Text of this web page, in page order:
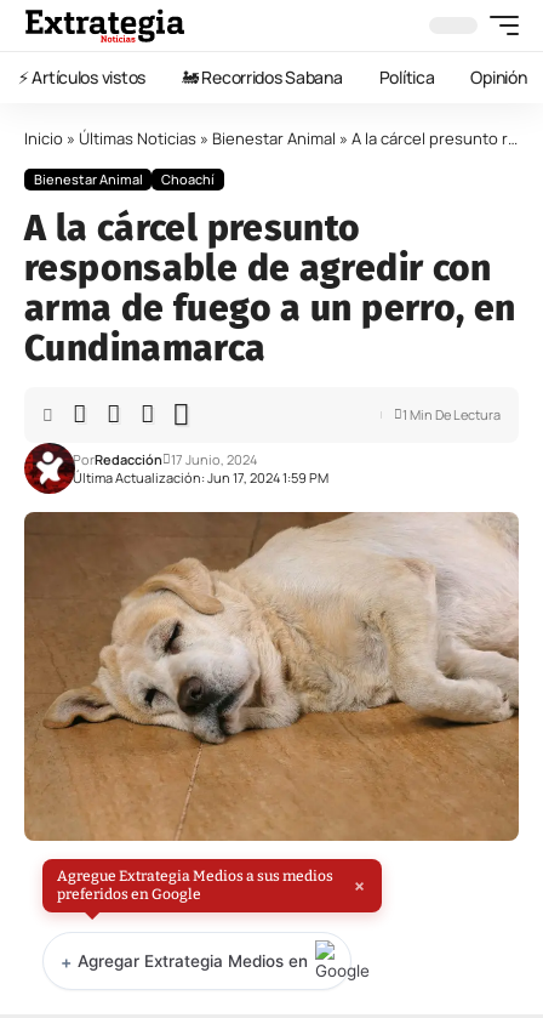
⚡️ Artículos vistos 🚂 Recorridos Sabana Política Opinión
Inicio » Últimas Noticias » Bienestar Animal » A la cárcel presunto responsable de agredir con arma de fuego a un perro, en Cundinamarca
Bienestar Animal Choachí
A la cárcel presunto
responsable de agredir con
arma de fuego a un perro, en
Cundinamarca
Última Actualización: Jun 17, 2024 1:59 PM
PorRedacción 17 Junio, 2024
1 Min De Lectura
Agregue Extrategia Medios a sus medios
preferidos en Google
×
+ Agregar Extrategia Medios en